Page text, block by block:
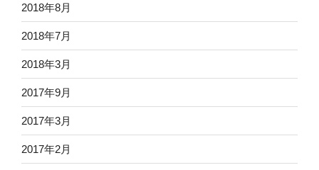
2018年8月
2018年7月
2018年3月
2017年9月
2017年3月
2017年2月